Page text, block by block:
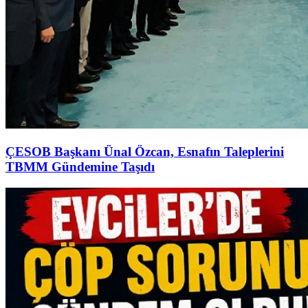
ÇESOB Başkanı Ünal Özcan, Esnafın Taleplerini
TBMM Gündemine Taşıdı